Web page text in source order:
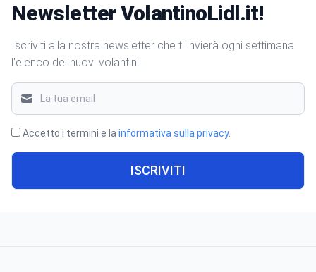
Newsletter VolantinoLidl.it!
Iscriviti alla nostra newsletter che ti invierà ogni settimana
l'elenco dei nuovi volantini!
Accetto i termini e la informativa sulla privacy.
ISCRIVITI